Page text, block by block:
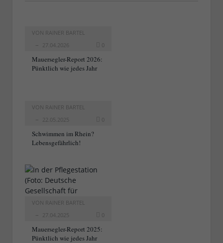
VON RAINER BARTEL
27.04.2026
0
Mauersegler-Report 2026:
Pünktlich wie jedes Jahr
VON RAINER BARTEL
22.05.2025
0
Schwimmen im Rhein?
Lebensgefährlich!
VON RAINER BARTEL
27.04.2025
0
Mauersegler-Report 2025:
Pünktlich wie jedes Jahr